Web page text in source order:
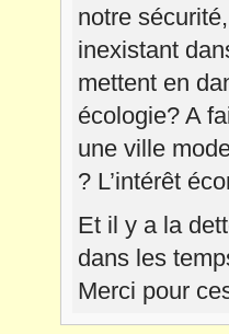
notre
inexistant
mettent en
écologie? A
une ville
? L’intérêt
Et il y a la
dans les
Merci pour